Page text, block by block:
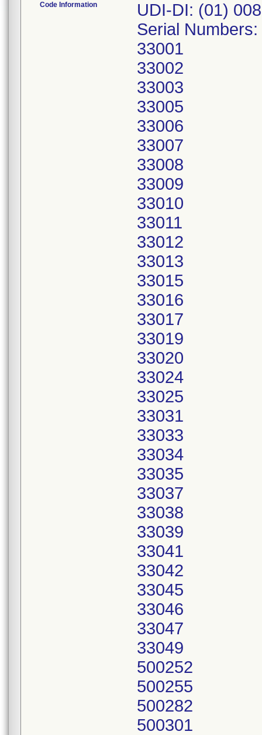
Code Information
UDI-DI: (01)
Serial Numbers:
33001
33002
33003
33005
33006
33007
33008
33009
33010
33011
33012
33013
33015
33016
33017
33019
33020
33024
33025
33031
33033
33034
33035
33037
33038
33039
33041
33042
33045
33046
33047
33049
500252
500255
500282
500301